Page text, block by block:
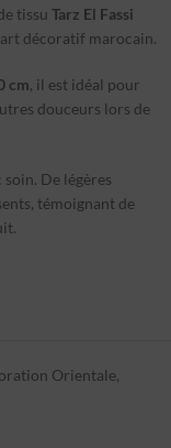
tissu Tarz El Fassi
décoratif marocain.
cm, il est idéal pour
douceurs lors de
soin. De légères
témoignant de
Orientale,